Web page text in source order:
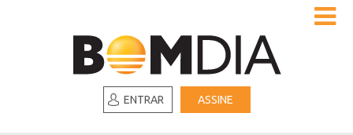
ENTRAR ASSINE